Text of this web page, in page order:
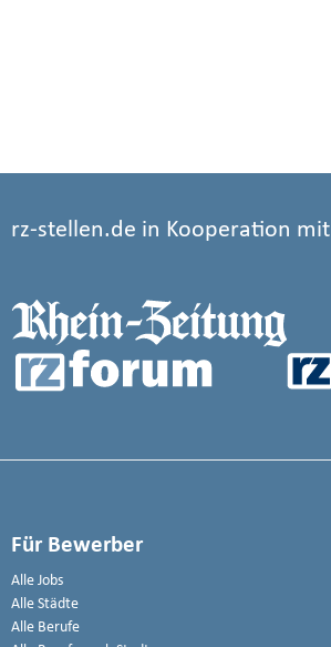
rz-stellen.de in Kooperation mit
Für Bewerber
Alle Jobs
Alle Städte
Alle Berufe